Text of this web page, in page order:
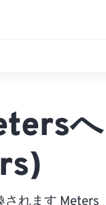
れます Meters